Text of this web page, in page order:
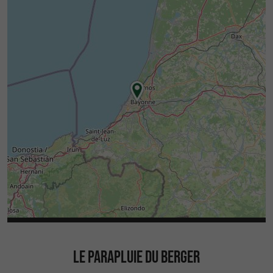
Pero más allá de la elección de materiales, el
taller TALAIA te invita a ir más allá en la
personalización:
Grabado en el pomo: iniciales, logotipo,
símbolo o diseño.
Inscripción en el anillo de latón: lema
personal, fecha, cita…
Acabados personalizados disponibles
bajo pedido: colores, texturas y detalles
específicos.
Cada pedido se convierte así en un objeto
LE PARAPLUIE DU BERGER